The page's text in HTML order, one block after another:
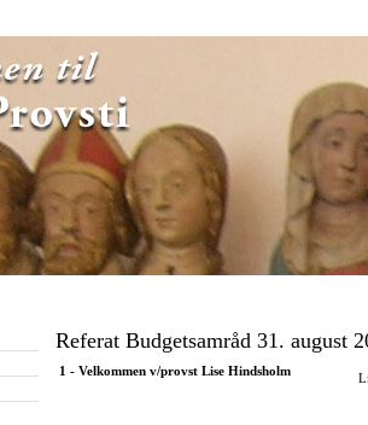
Referat Budgetsamråd 31. august
1 - Velkommen v/provst Lise Hindsholm